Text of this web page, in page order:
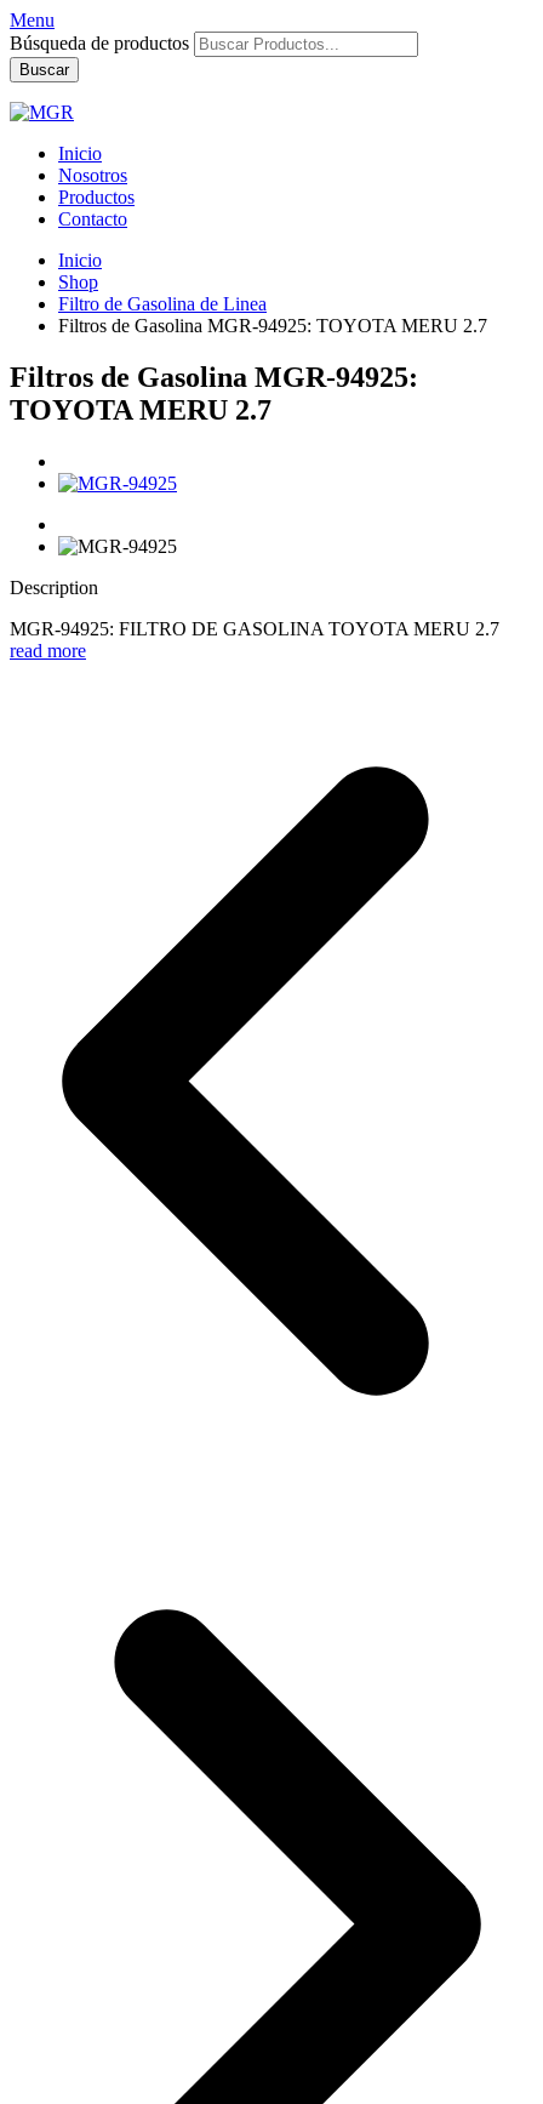
Menu
Búsqueda de productos
Buscar
Inicio
Nosotros
Productos
Contacto
Inicio
Shop
Filtro de Gasolina de Linea
Filtros de Gasolina MGR-94925: TOYOTA MERU 2.7
Filtros de Gasolina MGR-94925:
TOYOTA MERU 2.7
Description
MGR-94925: FILTRO DE GASOLINA TOYOTA MERU 2.7
read more